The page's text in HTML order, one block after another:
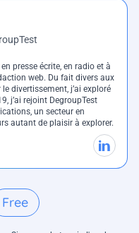
presse écrite, en radio et à
web. Du fait divers aux
divertissement, j’ai exploré
j’ai rejoint DegroupTest
un secteur en
autant de plaisir à explorer.
Free